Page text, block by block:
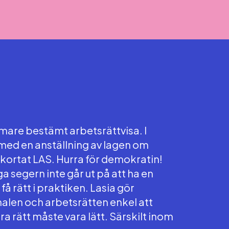
bestämt arbetsrättvisa. I
en anställning av lagen om
LAS. Hurra för demokratin!
segern inte går ut på att ha en
rätt i praktiken. Lasia gör
och arbetsrätten enkel att
rätt måste vara lätt. Särskilt inom